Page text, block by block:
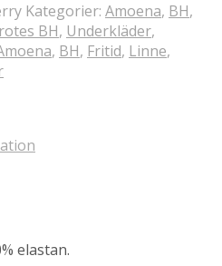
Kategorier: Amoena, BH,
BH, Underkläder,
, BH, Fritid, Linne,
elastan.